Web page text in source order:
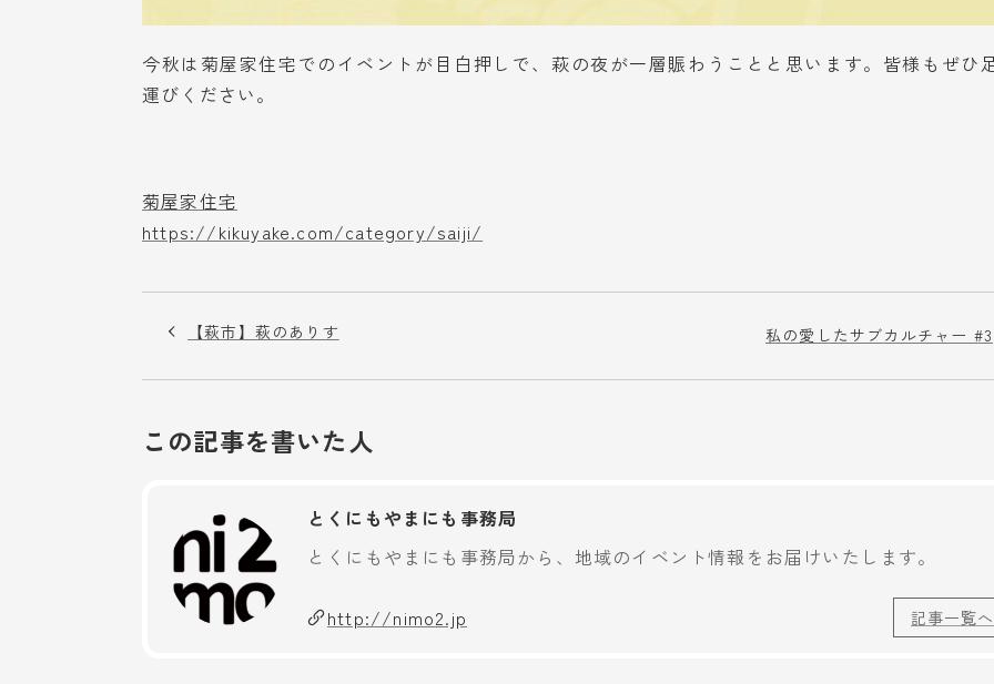
今秋は菊屋家住宅でのイベントが目白押しで、萩の夜が一層賑わうことと思います。皆様もぜひ
運びください。
菊屋家住宅
https://kikuyake.com/category/saiji/
【萩市】萩のありす 私の愛したサブカルチャー #3
この記事を書いた人
とくにもやまにも事務局
とくにもやまにも事務局から、地域のイベント情報をお届けいたします。
http://nimo2.jp 記事一覧へ